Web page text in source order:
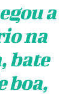
a
na
bate
boa,